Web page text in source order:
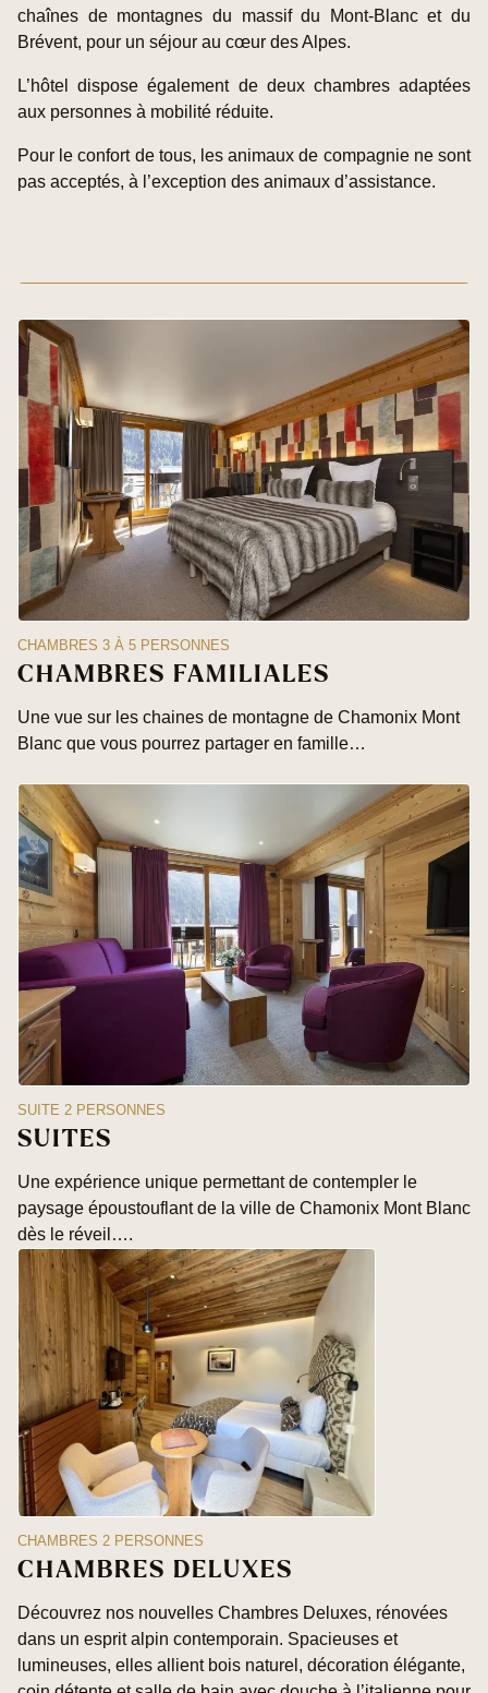
chaînes de montagnes du massif du Mont-Blanc et du
Brévent, pour un séjour au cœur des Alpes.
L’hôtel dispose également de deux chambres adaptées
aux personnes à mobilité réduite.
Pour le confort de tous, les animaux de compagnie ne sont
pas acceptés, à l’exception des animaux d’assistance.
CHAMBRES 3 À 5 PERSONNES
CHAMBRES FAMILIALES
Une vue sur les chaines de montagne de Chamonix Mont
Blanc que vous pourrez partager en famille…
SUITE 2 PERSONNES
SUITES
Une expérience unique permettant de contempler le
paysage époustouflant de la ville de Chamonix Mont Blanc
dès le réveil….
CHAMBRES 2 PERSONNES
CHAMBRES DELUXES
Découvrez nos nouvelles Chambres Deluxes, rénovées
dans un esprit alpin contemporain. Spacieuses et
lumineuses, elles allient bois naturel, décoration élégante,